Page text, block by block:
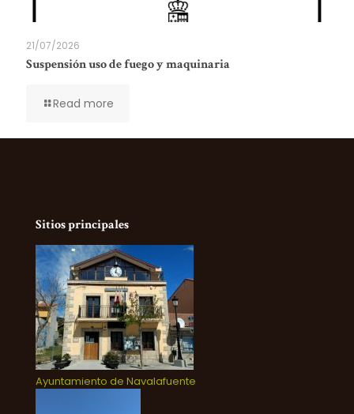
21/07/2026
Suspensión uso de fuego y maquinaria
Read more
Sitios principales
Ayuntamiento de Navalafuente